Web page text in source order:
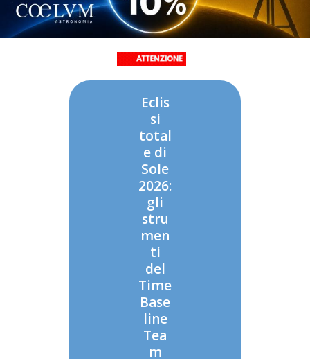
Eclis
si
total
e di
Sole
2026:
gli
stru
men
ti
del
Time
Base
line
Tea
m